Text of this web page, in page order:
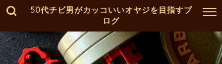
50代チビ男がカッコいいオヤジを目指すブ
ログ